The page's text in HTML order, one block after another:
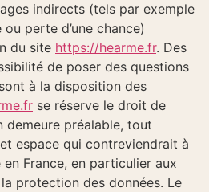
indirects (tels par exemple
perte d’une chance)
du site https://hearme.fr. Des
de poser des questions
à la disposition des
se réserve le droit de
demeure préalable, tout
espace qui contreviendrait à
France, en particulier aux
protection des données. Le